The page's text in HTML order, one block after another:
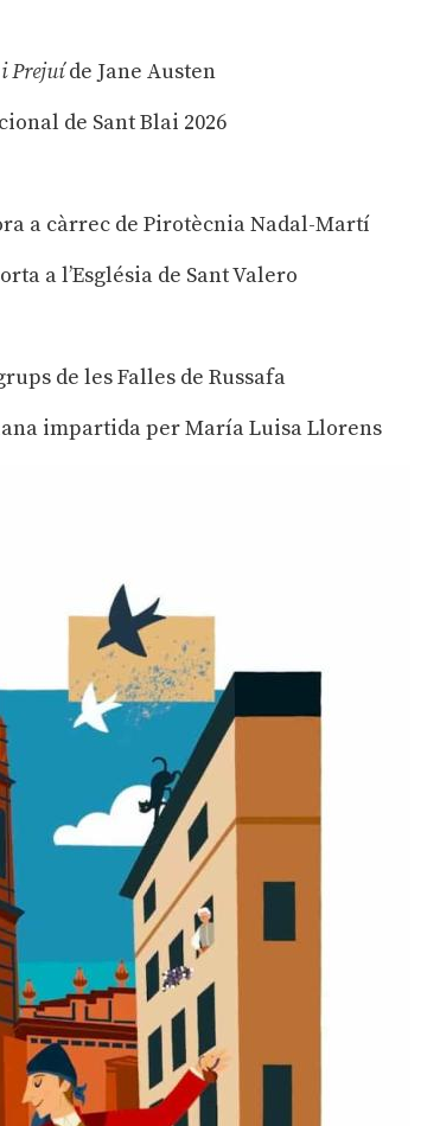
Prejuíde Jane Austen
de Sant Blai 2026
a càrrec de Pirotècnia Nadal-Martí
a l’Església de Sant Valero
de les Falles de Russafa
impartida per María Luisa Llorens